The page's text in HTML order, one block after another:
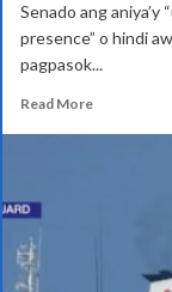
Senado ang aniya’y
presence” o hindi
pagpasok...
Read MoreRead
Pilipinas